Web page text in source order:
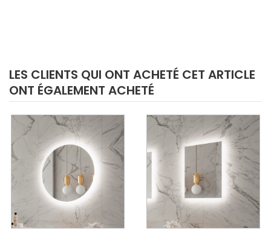
LES CLIENTS QUI ONT ACHETÉ CET ARTICLE
ONT ÉGALEMENT ACHETÉ